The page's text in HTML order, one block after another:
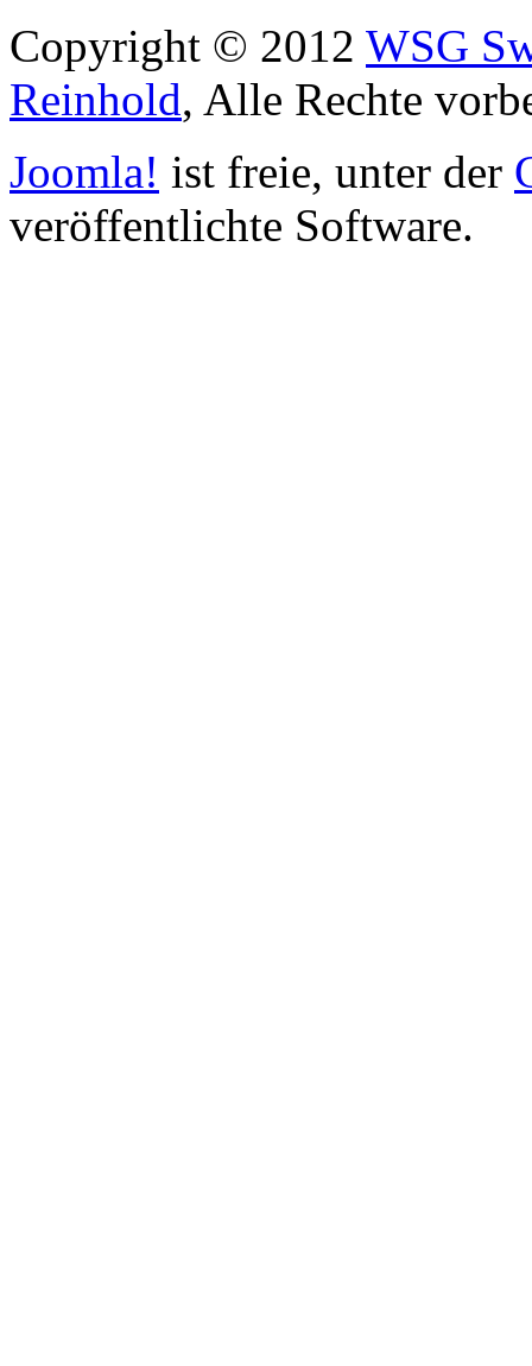
Copyright © 2012 WSG
Reinhold, Alle Rechte
Joomla! ist freie, unter der
veröffentlichte Software.